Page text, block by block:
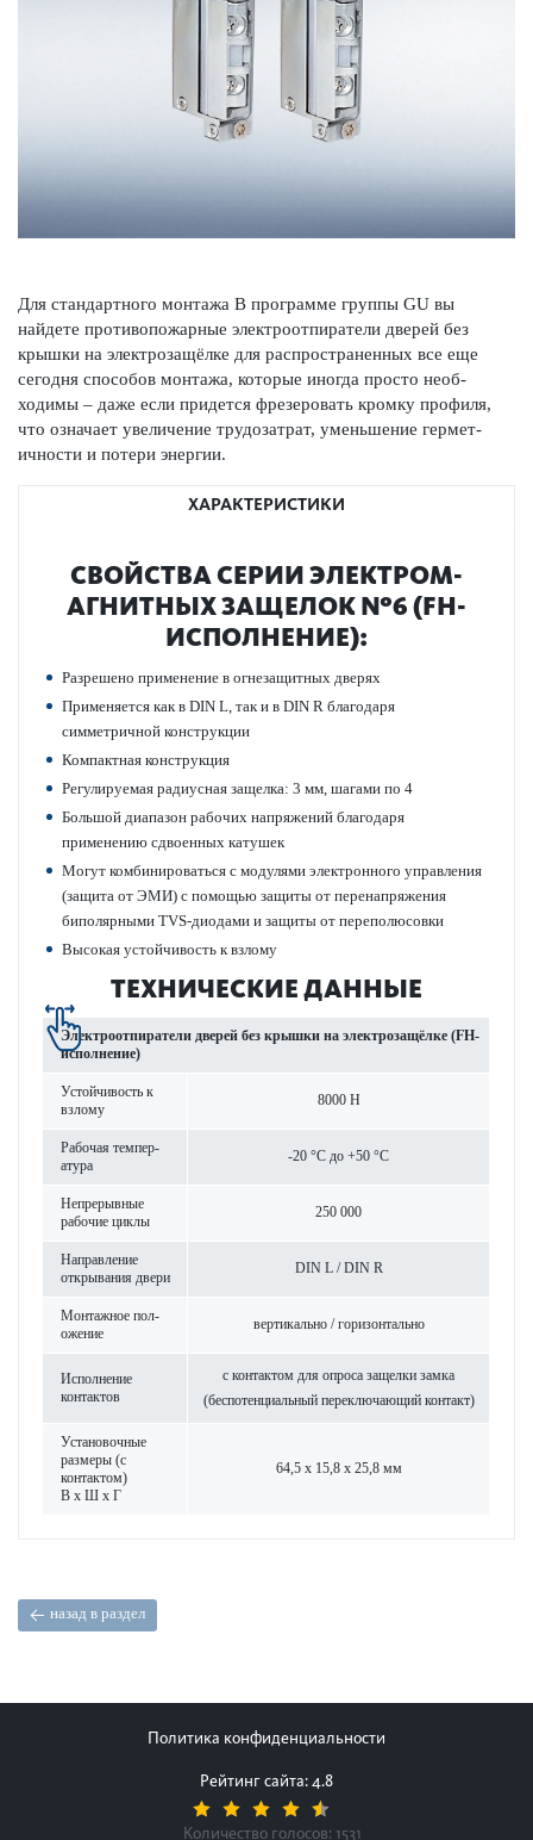
Для стандартного монтажа В программе группы GU вы
найдете против­опожарные электроотпиратели дверей без
крышки на электрозащёлке для распрос­траненных все еще
сегодня способов монтажа, которые иногда просто нео­б­
ходимы – даже если придется фрез­ер­овать кромку профиля,
что означает увеличение трудозатрат, уменьшение гермет­
ичности и потери энергии.
ХАРАКТЕРИСТИКИ
СВОЙСТВА СЕРИИ ЭЛЕКТРО­М­
АГНИТНЫХ ЗАЩЕЛОК №6 (FH-
ИСПОЛНЕНИЕ):
Разрешено применение в огнезащитных дверях
Применяется как в DIN L, так и в DIN R благодаря
симметричной конструкции
Компактная конструкция
Регулируемая радиусная защелка: 3 мм, шагами по 4
Большой диапазон рабочих напряжений благодаря
применению сдвоенных кат­ушек
Могут комб­инироваться с моду­лями электронного управ­ления
(защита от ЭМИ) с помощью защиты от пер­ен­апряжения
бипол­ярными TVS-дио­дами и защиты от перепол­юсовки
Выс­окая устойчив­ость к взлому
ТЕХНИЧЕСКИЕ ДАННЫЕ
Электроотпиратели дверей без крышки на электрозащёлке (FH-
исполнение)
Устойчив­ость к
взлому
8000 Н
Рабочая темпер­
атура
-20 °C до +50 °C
Непр­ер­ы­вные
рабочие циклы
250 000
Направ­ление
открывания двери
DIN L / DIN R
Монтажное пол­
ожение
вертик­ально / гор­и­з­онтально
Исполнение
контактов
с контактом для опроса защелки замка
(беспотенциальный пер­е­кл­ючающий контакт)
Установочные
размеры (с
контактом)
В x Ш x Г
64,5 x 15,8 x 25,8 мм
назад в раздел
Политика конфиденциальности
Рейтинг сайта: 4.8
Количество голосов: 1531